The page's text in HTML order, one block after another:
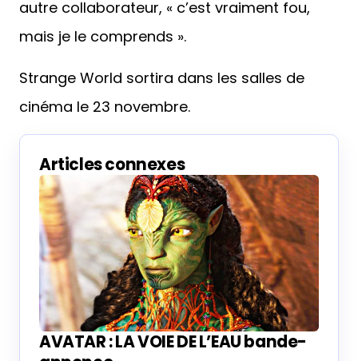
grand écran, et tout le monde au studio
était tellement excité que ce soit ce film en
particulier. C’était un coup dur. » Selon un
autre collaborateur, « c’est vraiment fou,
Strange World sortira dans les salles de
cinéma le 23 novembre.
Articles connexes